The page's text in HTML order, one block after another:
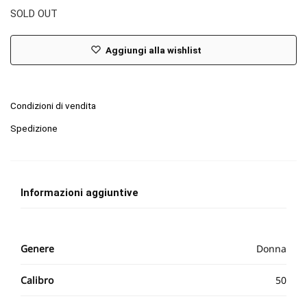
SOLD OUT
Aggiungi alla wishlist
Condizioni di vendita
Spedizione
Informazioni aggiuntive
Genere Donna
Calibro 50